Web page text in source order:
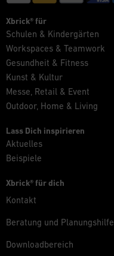
Xbrick® für
Schulen & Kindergärten
Workspaces & Teamwork
Gesundheit & Fitness
Kunst & Kultur
Messe, Retail & Event
Outdoor, Home & Living
Lass Dich inspirieren
Aktuelles
Beispiele
Xbrick® für dich
Kontakt
Beratung und Planungshilfe
Downloadbereich